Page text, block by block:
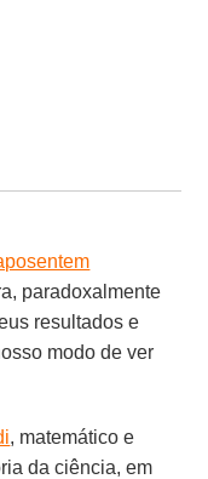
paradoxalmente
resultados e
modo de ver
, matemático e
da ciência, em